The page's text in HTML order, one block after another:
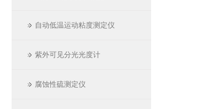
自动低温运动粘度测定仪
紫外可见分光光度计
腐蚀性硫测定仪